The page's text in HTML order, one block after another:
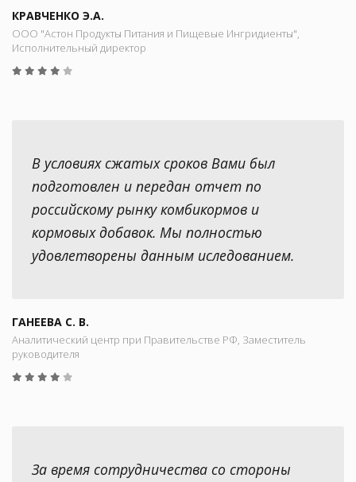
КРАВЧЕНКО Э.А.
ООО "Астон Продукты Питания и Пищевые Ингридиенты",
Исполнительный директор
В условиях сжатых сроков Вами был
подготовлен и передан отчет по
российскому рынку комбикормов и
кормовых добавок. Мы полностью
удовлетворены данным иследованием.
ГАНЕЕВА С. В.
Аналитический центр при Правительстве РФ, Заместитель
руководителя
За время сотрудничества со стороны